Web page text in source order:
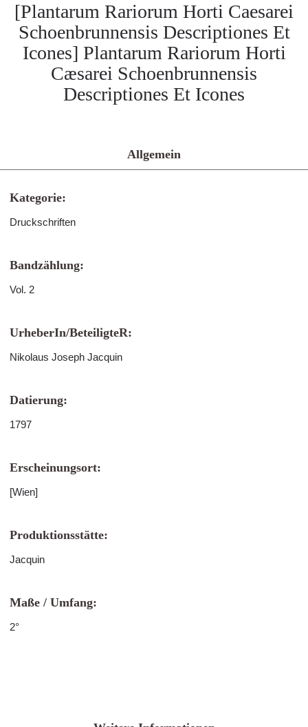
[Plantarum Rariorum Horti Caesarei
Schoenbrunnensis Descriptiones Et
Icones] Plantarum Rariorum Horti
Cæsarei Schoenbrunnensis
Descriptiones Et Icones
Allgemein
Kategorie:
Druckschriften
Bandzählung:
Vol. 2
UrheberIn/BeteiligteR:
Nikolaus Joseph Jacquin
Datierung:
1797
Erscheinungsort:
[Wien]
Produktionsstätte:
Jacquin
Maße / Umfang:
2°